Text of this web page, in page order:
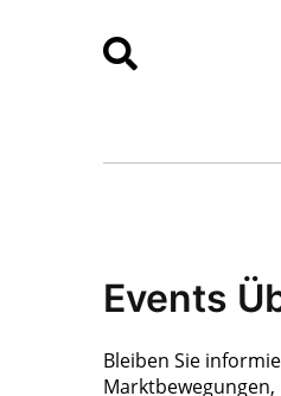
Events
Bleiben Sie